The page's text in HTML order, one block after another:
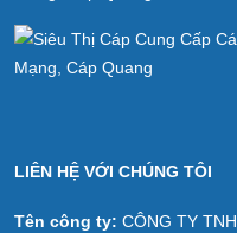
LIÊN HỆ VỚI CHÚNG TÔI
Tên công ty: CÔNG TY